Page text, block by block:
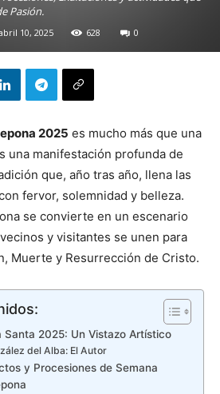
Pasión.
10, 2025 628 0
2025 es mucho más que una
una manifestación profunda de
que, año tras año, llena las
fervor, solemnidad y belleza.
se convierte en un escenario
y visitantes se unen para
Muerte y Resurrección de Cristo.
Santa 2025: Un Vistazo Artístico
del Alba: El Autor
y Procesiones de Semana